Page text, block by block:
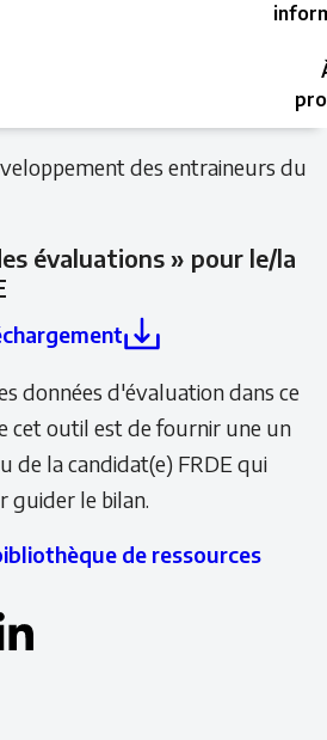
des entraineurs du
évaluations » pour le/la
données d'évaluation dans ce
cet outil est de fournir une un
de la candidat(e) FRDE qui
guider le bilan.
de ressources
LinkedIn